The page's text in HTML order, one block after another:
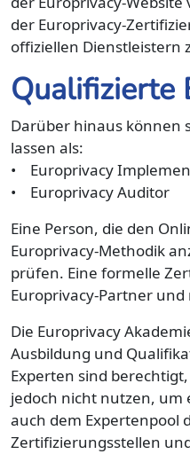
der Europrivacy-
offiziellen Dienstleistern
Qualifizierte
Darüber hinaus können
lassen als:
• Europrivacy
• Europrivacy Auditor
Eine Person, die den
Europrivacy-Methodik
prüfen. Eine formelle
Europrivacy-Partner
Die Europrivacy
Ausbildung und
Experten sind
jedoch nicht nutzen, um
auch dem Expertenpool
Zertifizierungsstellen